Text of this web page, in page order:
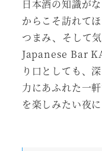
日本酒の知識が
からこそ訪れて
つまみ、そして
Japanese Bar
り口としても、
力にあふれた一
を楽しみたい夜